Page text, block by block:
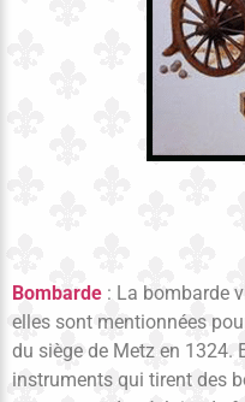
Bombarde : La bombarde
elles sont mentionnées
du siège de Metz en 1324.
instruments qui tirent des